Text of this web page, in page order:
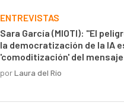
ENTREVISTAS
Sara García (MIOTI): "El
la democratización de la IA
'comoditización' del
textos técnicamente
pero planos y predecibles"
porLaura del Río